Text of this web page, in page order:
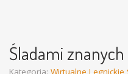
Śladami
Kategoria: Wirtualne Legnickie